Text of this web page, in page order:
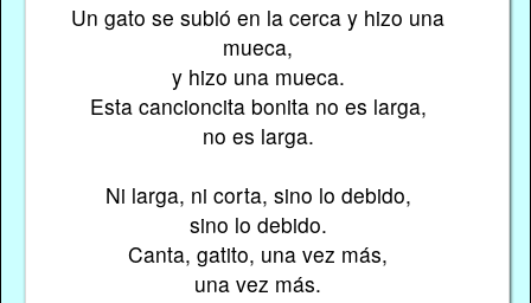
Un gato se subió en la cerca y hizo una
mueca,
y hizo una mueca.
Esta cancioncita bonita no es larga,
no es larga.
Ni larga, ni corta, sino lo debido,
sino lo debido.
Canta, gatito, una vez más,
una vez más.